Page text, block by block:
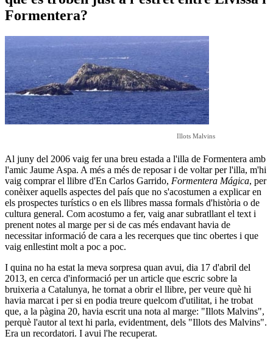
Formentera?
Illots Malvins
Al juny del 2006 vaig fer una breu estada a l'illa de Formentera amb
l'amic Jaume Aspa. A més a més de reposar i de voltar per l'illa, m'hi
vaig comprar el llibre d'En Carlos Garrido, Formentera Mágica, per
conèixer aquells aspectes del país que no s'acostumen a explicar en
els prospectes turístics o en els llibres massa formals d'història o de
cultura general. Com acostumo a fer, vaig anar subratllant el text i
prenent notes al marge per si de cas més endavant havia de
necessitar informació de cara a les recerques que tinc obertes i que
vaig enllestint molt a poc a poc.
I quina no ha estat la meva sorpresa quan avui, dia 17 d'abril del
2013, en cerca d'informació per un article que escric sobre la
bruixeria a Catalunya, he tornat a obrir el llibre, per veure què hi
havia marcat i per si en podia treure quelcom d'utilitat, i he trobat
que, a la pàgina 20, havia escrit una nota al marge: "Illots Malvins",
perquè l'autor al text hi parla, evidentment, dels "Illots des Malvins".
Era un recordatori. I avui l'he recuperat.